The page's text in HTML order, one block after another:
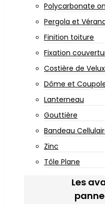
Polycarbonate
Pergola et
Finition toiture
Fixation
Costière de Velux
Dôme et
Lanterneau
Gouttière
Bandeau
Zinc
Tôle Plane
Les